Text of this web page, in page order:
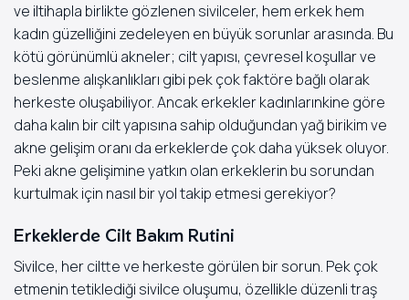
ve iltihapla birlikte gözlenen sivilceler, hem erkek hem
kadın güzelliğini zedeleyen en büyük sorunlar arasında. Bu
kötü görünümlü akneler; cilt yapısı, çevresel koşullar ve
beslenme alışkanlıkları gibi pek çok faktöre bağlı olarak
herkeste oluşabiliyor. Ancak erkekler kadınlarınkine göre
daha kalın bir cilt yapısına sahip olduğundan yağ birikim ve
akne gelişim oranı da erkeklerde çok daha yüksek oluyor.
Peki akne gelişimine yatkın olan erkeklerin bu sorundan
kurtulmak için nasıl bir yol takip etmesi gerekiyor?
Erkeklerde Cilt Bakım Rutini
Sivilce, her ciltte ve herkeste görülen bir sorun. Pek çok
etmenin tetiklediği sivilce oluşumu, özellikle düzenli traş